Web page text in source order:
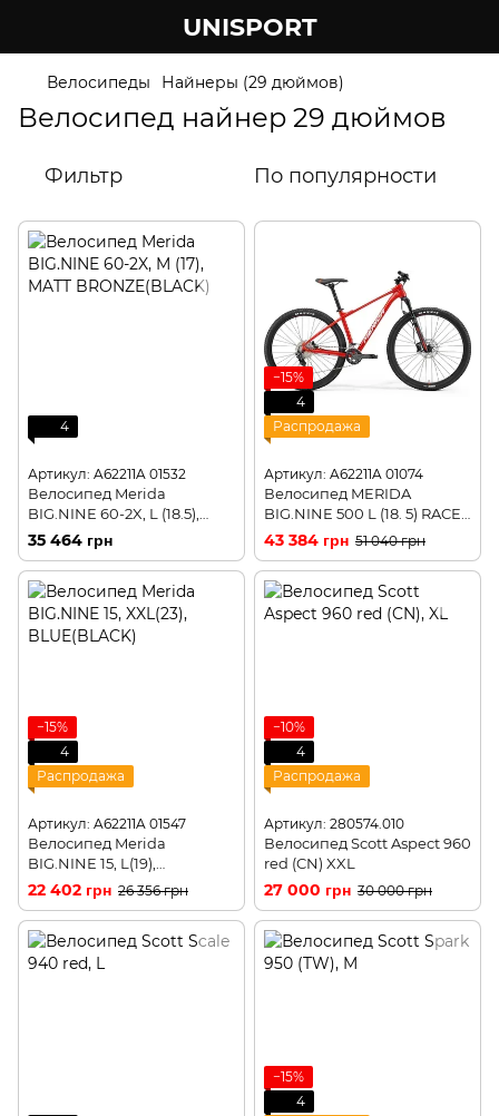
UNISPORT
Велосипеды Найнеры (29 дюймов)
Велосипед найнер 29 дюймов
Фильтр По популярности
4
Артикул: A62211A 01532
Велосипед Merida
BIG.NINE 60-2X, L (18.5),
MATT BRONZE(BLACK)
35 464 грн
−15%
4
Распродажа
Артикул: A62211A 01074
Велосипед MERIDA
BIG.NINE 500 L (18. 5) RACE
RED(WHITE)
43 384 грн 51 040 грн
−15%
4
Распродажа
Артикул: A62211A 01547
Велосипед Merida
BIG.NINE 15, L(19),
BLUE(BLACK)
22 402 грн 26 356 грн
−10%
4
Распродажа
Артикул: 280574.010
Велосипед Scott Aspect 960
red (CN) XXL
27 000 грн 30 000 грн
−15%
4